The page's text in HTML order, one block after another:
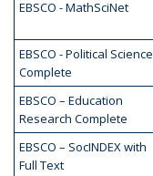
EBSCO - MathSciNet
EBSCO - Political Science
Complete
EBSCO – Education
Research Complete
EBSCO – SocINDEX with
Full Text